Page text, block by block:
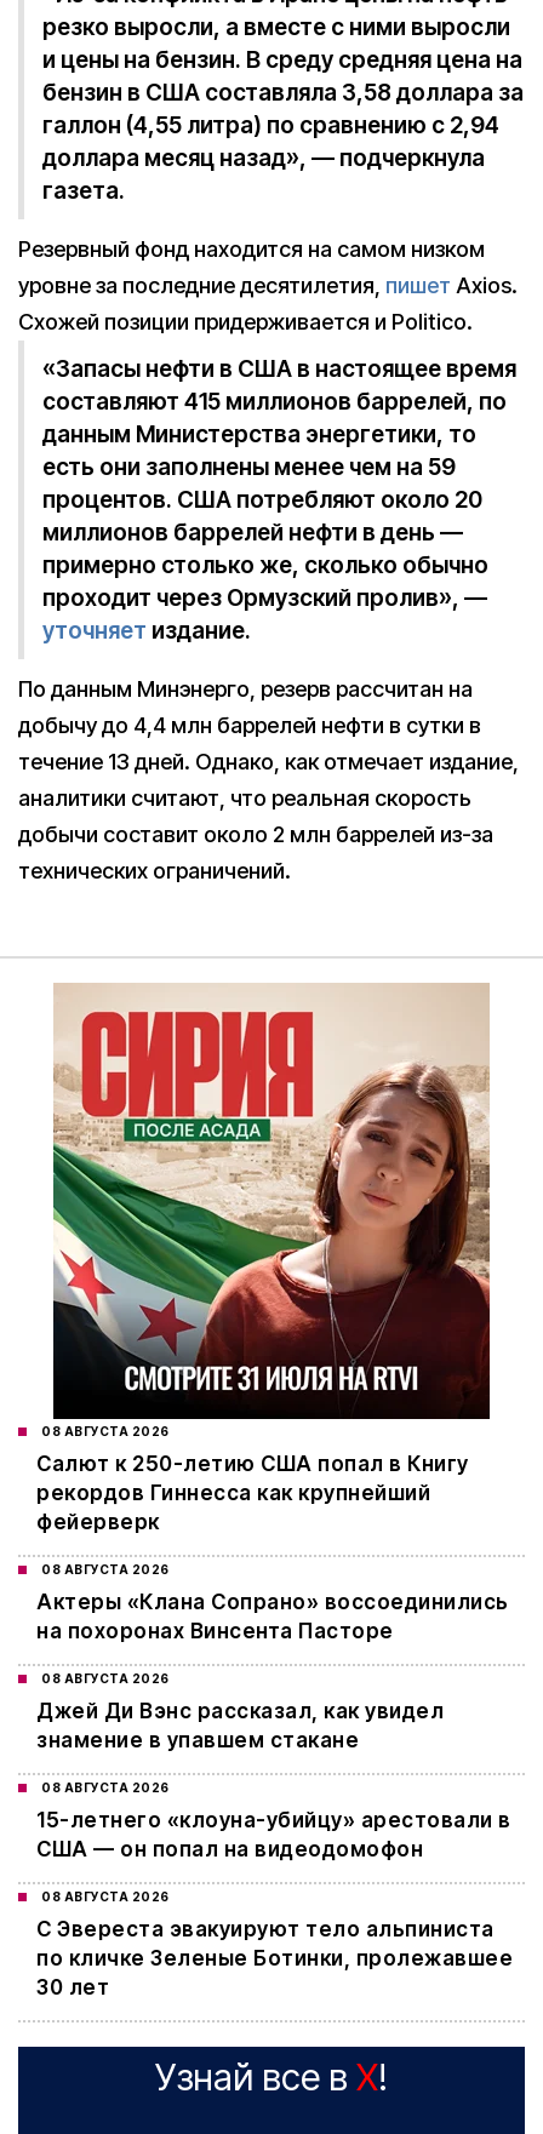
резко выросли, а вместе с ними выросли
и цены на бензин. В среду средняя цена на
бензин в США составляла 3,58 доллара за
галлон (4,55 литра) по сравнению с 2,94
доллара месяц назад», — подчеркнула
газета.
Резервный фонд находится на самом низком
уровне за последние десятилетия, пишет Axios.
Схожей позиции придерживается и Politico.
«Запасы нефти в США в настоящее время
составляют 415 миллионов баррелей, по
данным Министерства энергетики, то
есть они заполнены менее чем на 59
процентов. США потребляют около 20
миллионов баррелей нефти в день —
примерно столько же, сколько обычно
проходит через Ормузский пролив», —
уточняет издание.
По данным Минэнерго, резерв рассчитан на
добычу до 4,4 млн баррелей нефти в сутки в
течение 13 дней. Однако, как отмечает издание,
аналитики считают, что реальная скорость
добычи составит около 2 млн баррелей из-за
технических ограничений.
08 АВГУСТА 2026
Салют к 250-летию США попал в Книгу
рекордов Гиннесса как крупнейший
фейерверк
08 АВГУСТА 2026
Актеры «Клана Сопрано» воссоединились
на похоронах Винсента Пасторе
08 АВГУСТА 2026
Джей Ди Вэнс рассказал, как увидел
знамение в упавшем стакане
08 АВГУСТА 2026
15-летнего «клоуна-убийцу» арестовали в
США — он попал на видеодомофон
08 АВГУСТА 2026
С Эвереста эвакуируют тело альпиниста
по кличке Зеленые Ботинки, пролежавшее
30 лет
Узнай все в X!